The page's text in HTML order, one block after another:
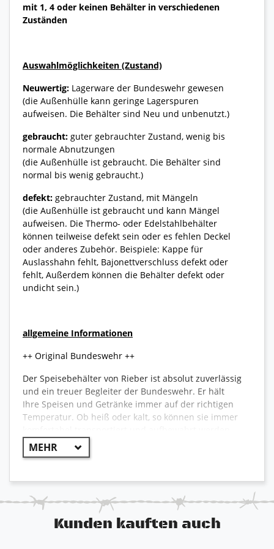
mit 1, 4 oder keinen Behälter in verschiedenen
Zuständen
Auswahlmöglichkeiten (Zustand)
Neuwertig: Lagerware der Bundeswehr gewesen
(die Außenhülle kann geringe Lagerspuren
aufweisen. Die Behälter sind Neu und unbenutzt.)
gebraucht: guter gebrauchter Zustand, wenig bis
normale Abnutzungen
(die Außenhülle ist gebraucht. Die Behälter sind
normal bis wenig gebraucht.)
defekt: gebrauchter Zustand, mit Mängeln
(die Außenhülle ist gebraucht und kann Mängel
aufweisen. Die Thermo- oder Edelstahlbehälter
können teilweise defekt sein oder es fehlen Deckel
oder anderes Zubehör. Beispiele: Kappe für
Auslasshahn fehlt, Bajonettverschluss defekt oder
fehlt, Außerdem können die Behälter defekt oder
undicht sein.)
allgemeine Informationen
++ Original Bundeswehr ++
Der Speisebehälter von Rieber ist absolut zuverlässig
und ein treuer Begleiter der Bundeswehr. Er hält
Ihre Speisen und Getränke immer auf der richtigen
Temperatur. Ob heiß oder kalt, so können sie immer
Speisen transportieren leicht gemacht!
Kunststoffen
Die Anzahl der Einsätze ist wählbar
1 Behälter - ein großer Behälter mit ausreichend
PlatzKunden kauften auch